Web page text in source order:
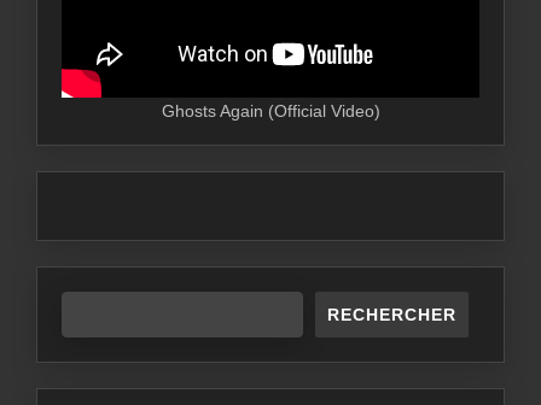
Ghosts Again (Official Video)
RECHERCHER